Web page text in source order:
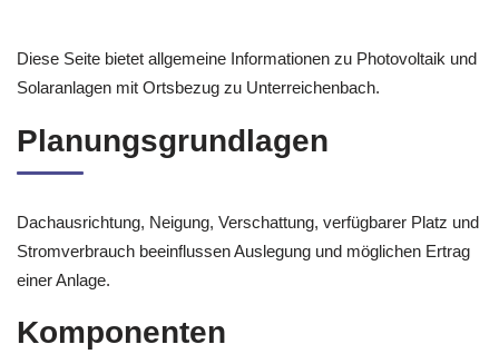
Diese Seite bietet allgemeine Informationen zu Photovoltaik und
Solaranlagen mit Ortsbezug zu Unterreichenbach.
Planungsgrundlagen
Dachausrichtung, Neigung, Verschattung, verfügbarer Platz und
Stromverbrauch beeinflussen Auslegung und möglichen Ertrag
einer Anlage.
Komponenten